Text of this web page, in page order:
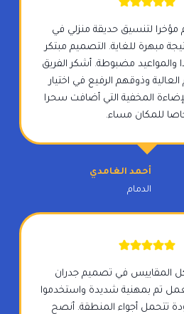
لتنسيق حديقة منزلي في
مبهرة للغاية. التصميم مبتكر
والمواعيد مضبوطة. أشكر الفريق
وذوقهم الرفيع في اختيار
الإضاءة المخفية التي أضافت سحرا
للمكان مساء.
أحمد الغامدي
الدمام
المقاييس في تصميم جدران
تم بمهنية شديدة واستخدموا
تتحمل أجواء المنطقة. أنصح